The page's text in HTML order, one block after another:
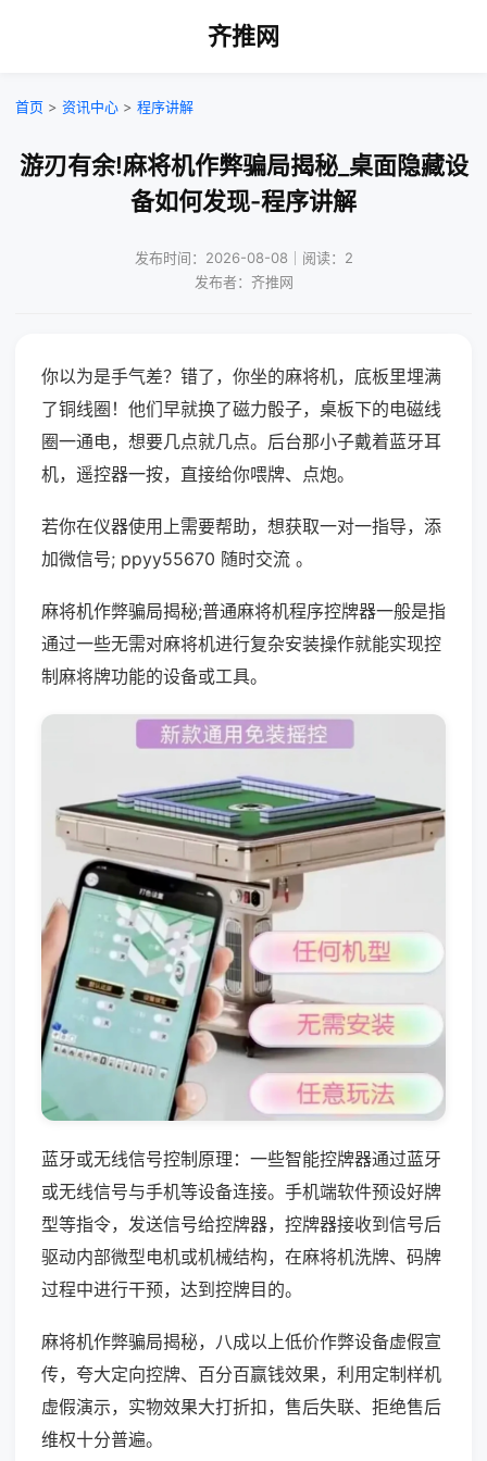
齐推网
首页 > 资讯中心 > 程序讲解
游刃有余!麻将机作弊骗局揭秘_桌面隐藏设
备如何发现-程序讲解
发布时间：2026-08-08｜阅读：2
发布者：齐推网
你以为是手气差？错了，你坐的麻将机，底板里埋满
了铜线圈！他们早就换了磁力骰子，桌板下的电磁线
圈一通电，想要几点就几点。后台那小子戴着蓝牙耳
机，遥控器一按，直接给你喂牌、点炮。
若你在仪器使用上需要帮助，想获取一对一指导，添
加微信号; ppyy55670 随时交流 。
麻将机作弊骗局揭秘;普通麻将机程序控牌器一般是指
通过一些无需对麻将机进行复杂安装操作就能实现控
制麻将牌功能的设备或工具。
蓝牙或无线信号控制原理：一些智能控牌器通过蓝牙
或无线信号与手机等设备连接。手机端软件预设好牌
型等指令，发送信号给控牌器，控牌器接收到信号后
驱动内部微型电机或机械结构，在麻将机洗牌、码牌
过程中进行干预，达到控牌目的。
麻将机作弊骗局揭秘，八成以上低价作弊设备虚假宣
传，夸大定向控牌、百分百赢钱效果，利用定制样机
虚假演示，实物效果大打折扣，售后失联、拒绝售后
维权十分普遍。